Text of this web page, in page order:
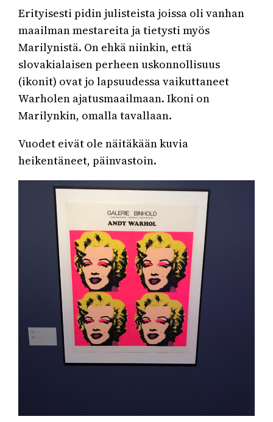
Erityisesti pidin julisteista joissa oli vanhan
maailman mestareita ja tietysti myös
Marilynistä. On ehkä niinkin, että
slovakialaisen perheen uskonnollisuus
(ikonit) ovat jo lapsuudessa vaikuttaneet
Warholen ajatusmaailmaan. Ikoni on
Marilynkin, omalla tavallaan.
Vuodet eivät ole näitäkään kuvia
heikentäneet, päinvastoin.